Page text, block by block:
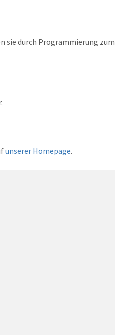
sie durch Programmierung zum
unserer Homepage.